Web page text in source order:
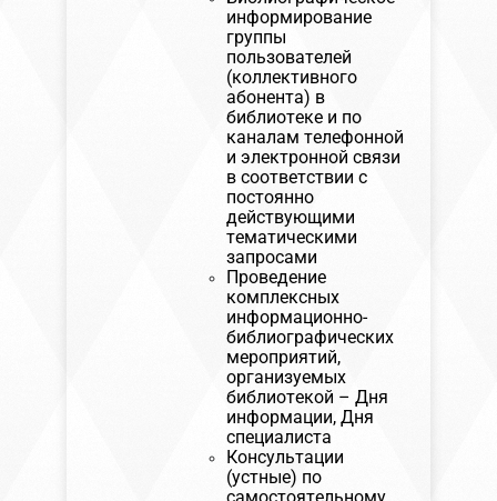
информирование
группы
пользователей
(коллективного
абонента) в
библиотеке и по
каналам телефонной
и электронной связи
в соответствии с
постоянно
действующими
тематическими
запросами
Проведение
комплексных
информационно-
библиографических
мероприятий,
организуемых
библиотекой – Дня
информации, Дня
специалиста
Консультации
(устные) по